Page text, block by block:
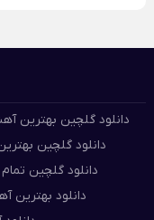
دانلود گلچین بهترین آهنگ های
دانلود گلچین
دانلود گلچین
دانلود